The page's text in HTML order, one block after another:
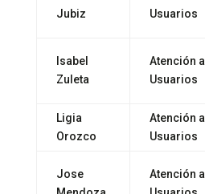
Jubiz
Usuarios
Isabel
Zuleta
Atención a
Usuarios
Ligia
Orozco
Atención a
Usuarios
Jose
Atención a